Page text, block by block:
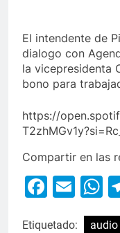
El intendente de
dialogo con
la vicepresidenta
bono para
https://
Compartir en las
Etiquetado: audio